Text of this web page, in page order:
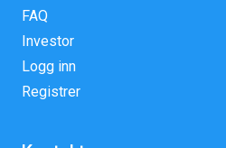
FAQ
Investor
Logg inn
Registrer